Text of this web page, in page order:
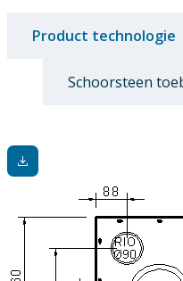
Product technologie
Schoorsteen